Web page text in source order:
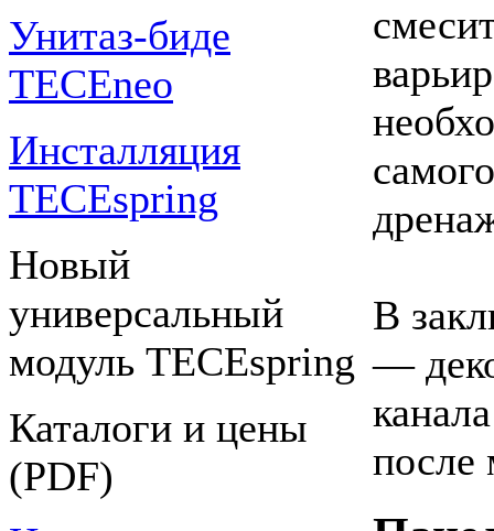
Унитаз-биде
TECEneo
Инсталляция
TECEspring
Новый
универсальный
модуль TECEspring
Каталоги и цены
(PDF)
В
—
после